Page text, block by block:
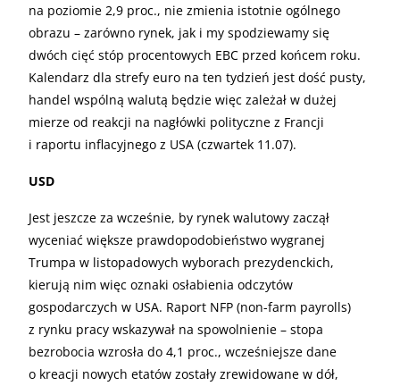
na poziomie 2,9 proc., nie zmienia istotnie ogólnego
obrazu – zarówno rynek, jak i my spodziewamy się
dwóch cięć stóp procentowych EBC przed końcem roku.
Kalendarz dla strefy euro na ten tydzień jest dość pusty,
handel wspólną walutą będzie więc zależał w dużej
mierze od reakcji na nagłówki polityczne z Francji
i raportu inflacyjnego z USA (czwartek 11.07).
USD
Jest jeszcze za wcześnie, by rynek walutowy zaczął
wyceniać większe prawdopodobieństwo wygranej
Trumpa w listopadowych wyborach prezydenckich,
kierują nim więc oznaki osłabienia odczytów
gospodarczych w USA. Raport NFP (non-farm payrolls)
z rynku pracy wskazywał na spowolnienie – stopa
bezrobocia wzrosła do 4,1 proc., wcześniejsze dane
o kreacji nowych etatów zostały zrewidowane w dół,